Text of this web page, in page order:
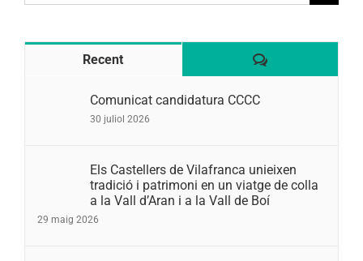
for:
Recent Comentaris
Comunicat candidatura CCCC
30 juliol 2026
Els Castellers de Vilafranca unieixen
tradició i patrimoni en un viatge de colla
a la Vall d’Aran i a la Vall de Boí
29 maig 2026